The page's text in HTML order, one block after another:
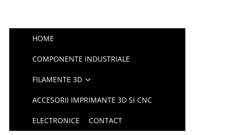
HOME
COMPONENTE INDUSTRIALE
FILAMENTE 3D
ACCESORII IMPRIMANTE 3D SI CNC
ELECTRONICE CONTACT